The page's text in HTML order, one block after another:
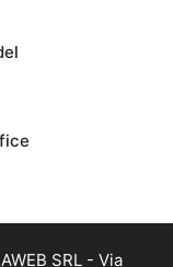
SRL - Via